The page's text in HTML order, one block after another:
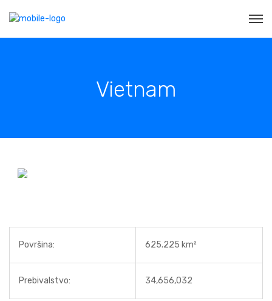
Vietnam
Površina: 625.225 km²
Prebivalstvo: 34,656,032